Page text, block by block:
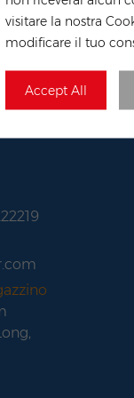
visitare la nostra
modificare il tuo
Accept All